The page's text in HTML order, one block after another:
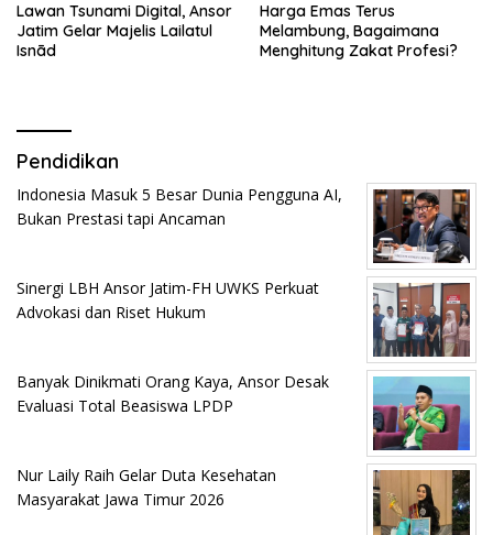
Lawan Tsunami Digital, Ansor
Jatim Gelar Majelis Lailatul
Isnād
Harga Emas Terus
Melambung, Bagaimana
Menghitung Zakat Profesi?
Pendidikan
Indonesia Masuk 5 Besar Dunia Pengguna AI,
Bukan Prestasi tapi Ancaman
Sinergi LBH Ansor Jatim-FH UWKS Perkuat
Advokasi dan Riset Hukum
Banyak Dinikmati Orang Kaya, Ansor Desak
Evaluasi Total Beasiswa LPDP
Nur Laily Raih Gelar Duta Kesehatan
Masyarakat Jawa Timur 2026